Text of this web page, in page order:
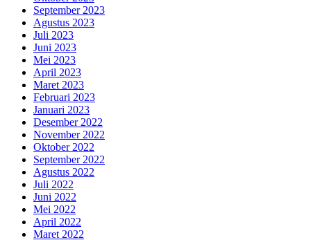
September 2023
Agustus 2023
Juli 2023
Juni 2023
Mei 2023
April 2023
Maret 2023
Februari 2023
Januari 2023
Desember 2022
November 2022
Oktober 2022
September 2022
Agustus 2022
Juli 2022
Juni 2022
Mei 2022
April 2022
Maret 2022